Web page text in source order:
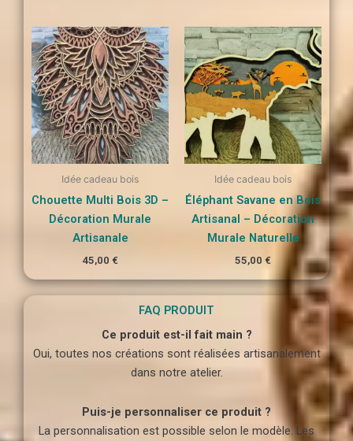
Idée cadeau bois
Chouette Multi Bois 3D –
Décoration Murale
Artisanale
45,00 €
Idée cadeau bois
Éléphant Savane en Bois
Artisanal – Décoration
Murale Naturelle
55,00 €
FAQ PRODUIT
Ce produit est-il fait main ?
Oui, toutes nos créations sont réalisées artisanalement
dans notre atelier.
Puis-je personnaliser ce produit ?
La personnalisation est possible selon le modèle. Les